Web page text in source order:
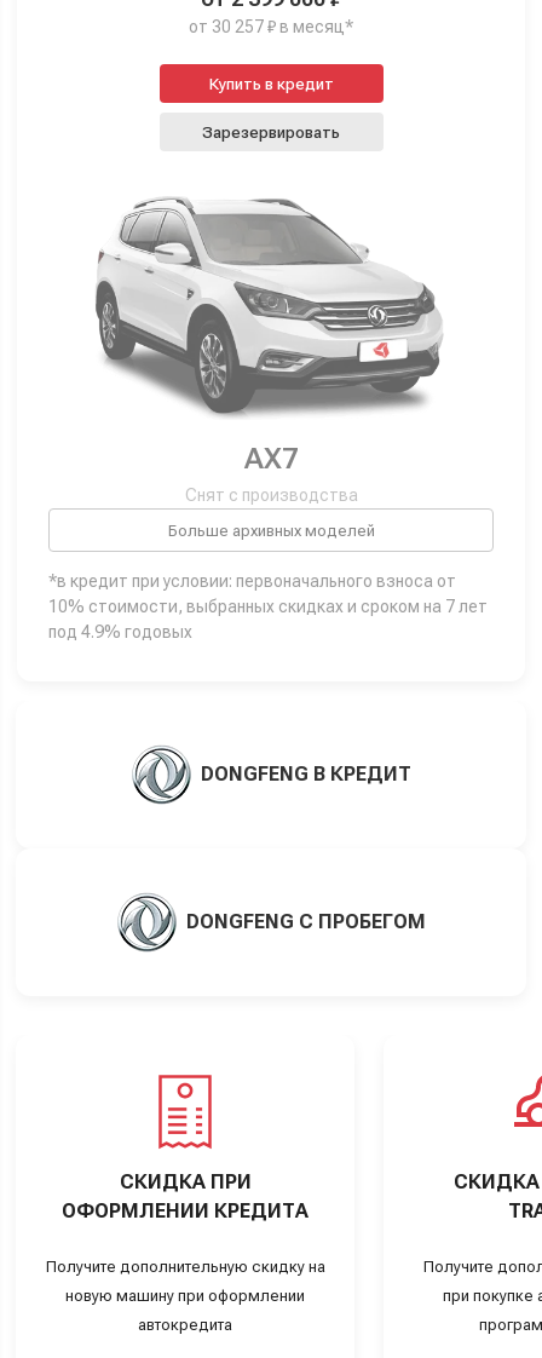
от 30 257 ₽ в месяц*
Купить в кредит
Зарезервировать
AX7
Снят с производства
Больше архивных моделей
*в кредит при условии: первоначального взноса от
10% стоимости, выбранных скидках и сроком на 7 лет
под 4.9% годовых
DONGFENG В КРЕДИТ
DONGFENG С ПРОБЕГОМ
СКИДКА ПРИ
ОФОРМЛЕНИИ КРЕДИТА
Получите дополнительную скидку на
новую машину при оформлении
автокредита
СКИДКА
Получите
при покупке